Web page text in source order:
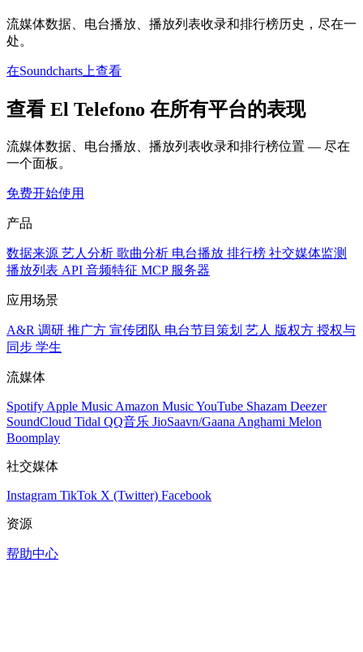
流媒体数据、电台播放、播放列表收录和排行榜历史，尽在一
处。
在Soundcharts上查看
查看 El Telefono 在所有平台的表现
流媒体数据、电台播放、播放列表收录和排行榜位置 — 尽在
一个面板。
免费开始使用
产品
数据来源 艺人分析 歌曲分析 电台播放 排行榜 社交媒体监测
播放列表 API 音频特征 MCP 服务器
应用场景
A&R 调研 推广方 宣传团队 电台节目策划 艺人 版权方 授权与
同步 学生
流媒体
Spotify Apple Music Amazon MusicYouTube Shazam Deezer
SoundCloud Tidal QQ音乐 JioSaavn/Gaana Anghami Melon
Boomplay
社交媒体
Instagram TikTok X (Twitter) Facebook
资源
帮助中心